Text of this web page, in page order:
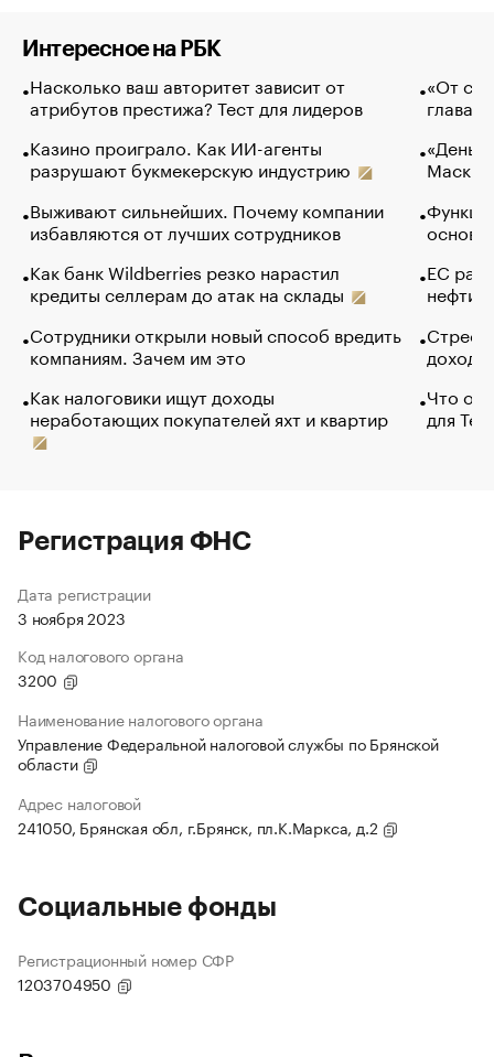
Интересное на РБК
Насколько ваш авторитет зависит от
атрибутов престижа? Тест для лидеров
Казино проиграло. Как ИИ-агенты
разрушают букмекерскую индустрию
Выживают сильнейших. Почему компании
избавляются от лучших сотрудников
Как банк Wildberries резко нарастил
кредиты селлерам до атак на склады
Сотрудники открыли новый способ вредить
компаниям. Зачем им это
Как налоговики ищут доходы
неработающих покупателей яхт и квартир
«От
глава
Маск в
основ
ЕС
нефти
Что
для
Регистрация ФНС
Дата регистрации
3 ноября 2023
Код налогового органа
3200
Наименование налогового органа
Управление Федеральной налоговой службы по Брянской
области
Адрес налоговой
241050, Брянская обл, г.Брянск, пл.К.Маркса, д.2
Социальные фонды
Регистрационный номер СФР
1203704950